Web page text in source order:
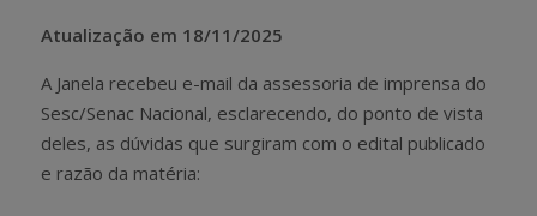
Atualização em 18/11/2025
A Janela recebeu e-mail da assessoria de imprensa do
Sesc/Senac Nacional, esclarecendo, do ponto de vista
deles, as dúvidas que surgiram com o edital publicado
e razão da matéria: